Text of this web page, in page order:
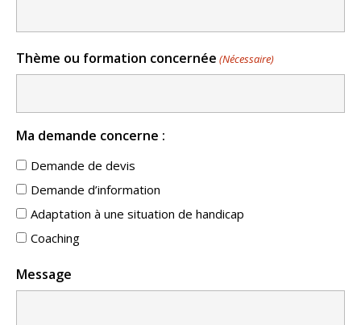
Thème ou formation concernée (Nécessaire)
Ma demande concerne :
Demande de devis
Demande d’information
Adaptation à une situation de handicap
Coaching
Message